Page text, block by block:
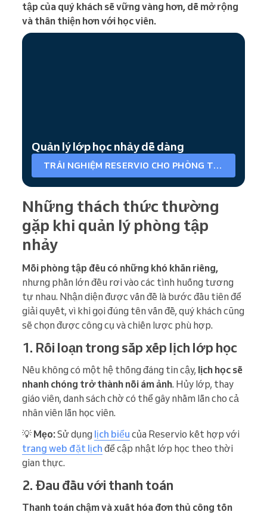
tập của quý khách sẽ vững vàng hơn, dễ mở rộng
và thân thiện hơn với học viên.
Quản lý lớp học nhảy dễ dàng
TRẢI NGHIỆM RESERVIO CHO PHÒNG TẬP NHẢY
Những thách thức thường
gặp khi quản lý phòng tập
nhảy
Mỗi phòng tập đều có những khó khăn riêng,
nhưng phần lớn đều rơi vào các tình huống tương
tự nhau. Nhận diện được vấn đề là bước đầu tiên để
giải quyết, vì khi gọi đúng tên vấn đề, quý khách cũng
sẽ chọn được công cụ và chiến lược phù hợp.
1. Rối loạn trong sắp xếp lịch lớp học
Nếu không có một hệ thống đáng tin cậy, lịch học sẽ
nhanh chóng trở thành nỗi ám ảnh. Hủy lớp, thay
giáo viên, danh sách chờ có thể gây nhầm lẫn cho cả
nhân viên lẫn học viên.
💡 Mẹo:Sử dụng lịch biểu của Reservio kết hợp với
trang web đặt lịch để cập nhật lớp học theo thời
gian thực.
2. Đau đầu với thanh toán
Thanh toán chậm và xuất hóa đơn thủ công tốn